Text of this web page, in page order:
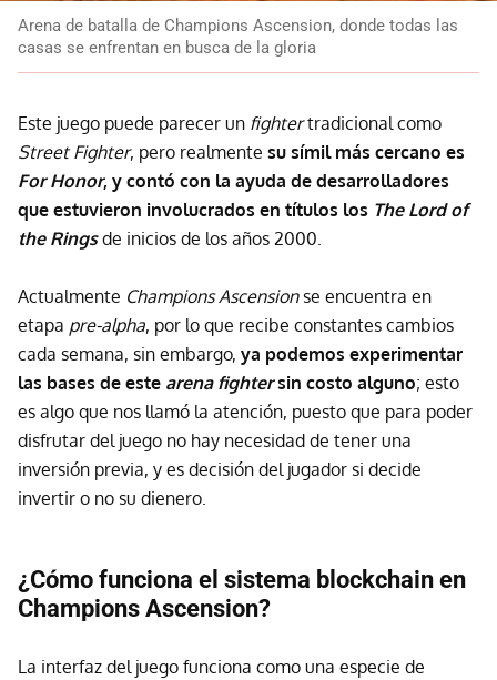
Arena de batalla de Champions Ascension, donde todas las
casas se enfrentan en busca de la gloria
Este juego puede parecer un fightertradicional como
Street Fighter, pero realmente su símil más cercano es
For Honor, y contó con la ayuda de desarrolladores
que estuvieron involucrados en títulos los The Lord of
the Ringsde inicios de los años 2000.
Actualmente Champions Ascensionse encuentra en
etapa pre-alpha, por lo que recibe constantes cambios
cada semana, sin embargo, ya podemos experimentar
las bases de este arena fightersin costo alguno; esto
es algo que nos llamó la atención, puesto que para poder
disfrutar del juego no hay necesidad de tener una
inversión previa, y es decisión del jugador si decide
invertir o no su dienero.
¿Cómo funciona el sistema blockchain en
Champions Ascension?
La interfaz del juego funciona como una especie de